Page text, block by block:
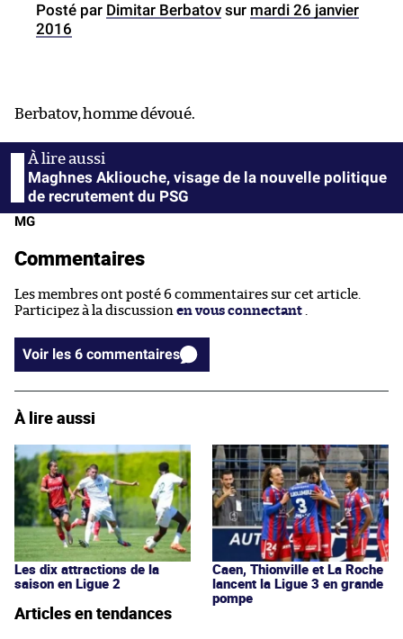
Posté par Dimitar Berbatov sur mardi 26 janvier
2016
Berbatov, homme dévoué.
Maghnes Akliouche, visage de la nouvelle politique
de recrutement du PSG
MG
Commentaires
Les membres ont posté 6 commentaires sur cet article.
Participez à la discussion en vous connectant .
Voir les 6 commentaires
À lire aussi
Les dix attractions de la
saison en Ligue 2
Caen, Thionville et La Roche
lancent la Ligue 3 en grande
pompe
Articles en tendances